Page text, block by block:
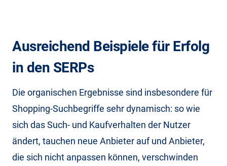
Ausreichend Beispiele für Erfolg
in den SERPs
Die organischen Ergebnisse sind insbesondere für
Shopping-Suchbegriffe sehr dynamisch: so wie
sich das Such- und Kaufverhalten der Nutzer
ändert, tauchen neue Anbieter auf und Anbieter,
die sich nicht anpassen können, verschwinden